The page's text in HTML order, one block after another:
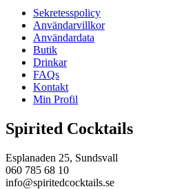
Sekretesspolicy
Användarvillkor
Användardata
Butik
Drinkar
FAQs
Kontakt
Min Profil
Spirited Cocktails
Esplanaden 25, Sundsvall
060 785 68 10
info@spiritedcocktails.se